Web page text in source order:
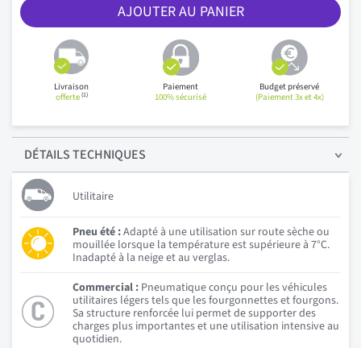
AJOUTER AU PANIER
Livraison
offerte(1)
Paiement
100% sécurisé
Budget préservé
(Paiement 3x et 4x)
DÉTAILSTECHNIQUES
Utilitaire
Pneu été :Adapté à une utilisation sur route sèche ou
mouillée lorsque la température est supérieure à 7°C.
Inadapté à la neige et au verglas.
Commercial : Pneumatique conçu pour les véhicules
utilitaires légers tels que les fourgonnettes et fourgons.
Sa structure renforcée lui permet de supporter des
charges plus importantes et une utilisation intensive au
quotidien.